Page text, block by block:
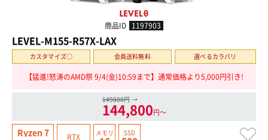
商品ID 1197903
LEVEL-M155-R57X-LAX
カスタマイズ○ 会員送料無料 選べるカラバリ
【猛進!怒涛のAMD祭 9/4(金)10:59まで】通常価格より5,000円引き!
149800円 →
144,800円〜
Ryzen 7 RTX メモリ SSD